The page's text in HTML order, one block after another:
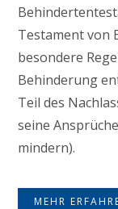
Testament von
besondere
Behinderung
Teil des
seine
mindern).
MEHR